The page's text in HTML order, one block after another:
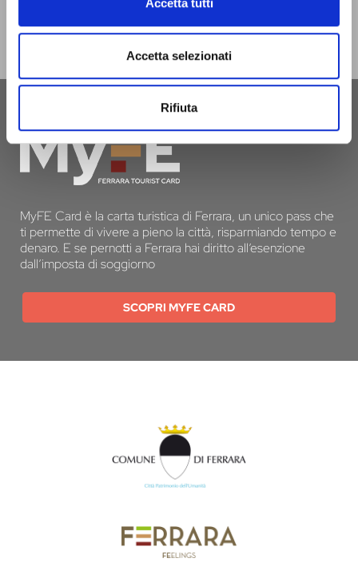
Accetta tutti
Accetta selezionati
Rifiuta
CLICCA QUI!
MyFE Card è la carta turistica di Ferrara, un unico pass che
ti permette di vivere a pieno la città, risparmiando tempo e
denaro. E se pernotti a Ferrara hai diritto all’esenzione
dall’imposta di soggiorno
SCOPRI MYFE CARD